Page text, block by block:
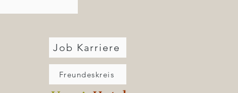
Job Karriere
Freundeskreis